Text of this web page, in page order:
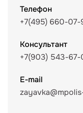
Телефон
+7(495) 660-07-
Консультант
+7(903) 543-67-
E-mail